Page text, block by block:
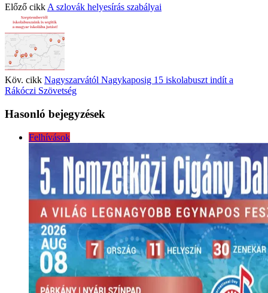
Előző cikk A szlovák helyesírás szabályai
Köv. cikk Nagyszarvától Nagykaposig 15 iskolabuszt indít a
Rákóczi Szövetség
Hasonló bejegyzések
Felhívások